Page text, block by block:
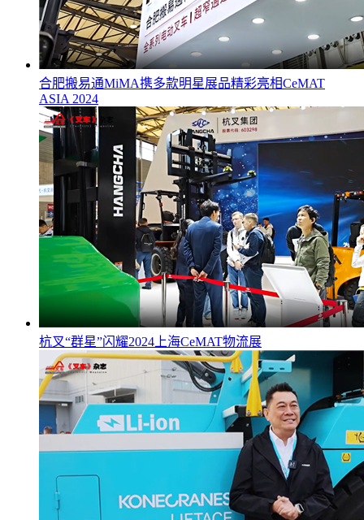
合肥搬易通MiMA携多款明星展品精彩亮相CeMAT
ASIA 2024
杭叉“群星”闪耀2024上海CeMAT物流展